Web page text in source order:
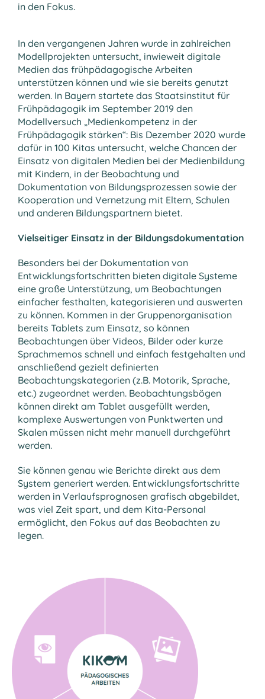
in den Fokus.
In den vergangenen Jahren wurde in zahlreichen
Modellprojekten untersucht, inwieweit digitale
Medien das frühpädagogische Arbeiten
unterstützen können und wie sie bereits genutzt
werden. In Bayern startete das Staatsinstitut für
Frühpädagogik im September 2019 den
Modellversuch „Medienkompetenz in der
Frühpädagogik stärken“: Bis Dezember 2020 wurde
dafür in 100 Kitas untersucht, welche Chancen der
Einsatz von digitalen Medien bei der Medienbildung
mit Kindern, in der Beobachtung und
Dokumentation von Bildungsprozessen sowie der
Kooperation und Vernetzung mit Eltern, Schulen
und anderen Bildungspartnern bietet.
Vielseitiger Einsatz in der Bildungsdokumentation
Besonders bei der Dokumentation von
Entwicklungsfortschritten bieten digitale Systeme
eine große Unterstützung, um Beobachtungen
einfacher festhalten, kategorisieren und auswerten
zu können. Kommen in der Gruppenorganisation
bereits Tablets zum Einsatz, so können
Beobachtungen über Videos, Bilder oder kurze
Sprachmemos schnell und einfach festgehalten und
anschließend gezielt definierten
Beobachtungskategorien (z.B. Motorik, Sprache,
etc.) zugeordnet werden. Beobachtungsbögen
können direkt am Tablet ausgefüllt werden,
komplexe Auswertungen von Punktwerten und
Skalen müssen nicht mehr manuell durchgeführt
werden.
Sie können genau wie Berichte direkt aus dem
System generiert werden. Entwicklungsfortschritte
werden in Verlaufsprognosen grafisch abgebildet,
was viel Zeit spart, und dem Kita-Personal
ermöglicht, den Fokus auf das Beobachten zu
legen.